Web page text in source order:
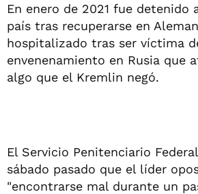
En enero de 2021 fue detenido
país tras recuperarse en
hospitalizado tras ser víctima
envenenamiento en Rusia que
algo que el Kremlin negó.
El Servicio Penitenciario
sábado pasado que el líder
"encontrarse mal durante un